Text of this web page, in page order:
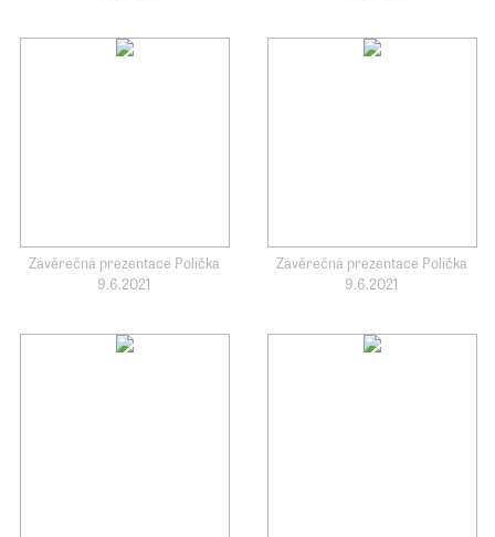
Závěrečná prezentace Polička
9.6.2021
Závěrečná prezentace Polička
9.6.2021